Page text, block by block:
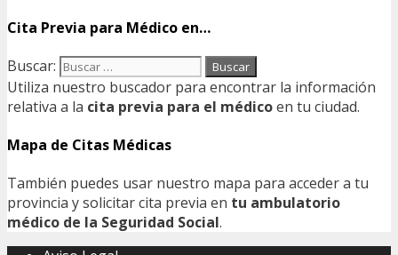
Cita Previa para Médico en…
Buscar:
Utiliza nuestro buscador para encontrar la información
relativa a la cita previa para el médicoen tu ciudad.
Mapa de Citas Médicas
También puedes usar nuestro mapa para acceder a tu
provincia y solicitar cita previa en tu ambulatorio
médico de la Seguridad Social.